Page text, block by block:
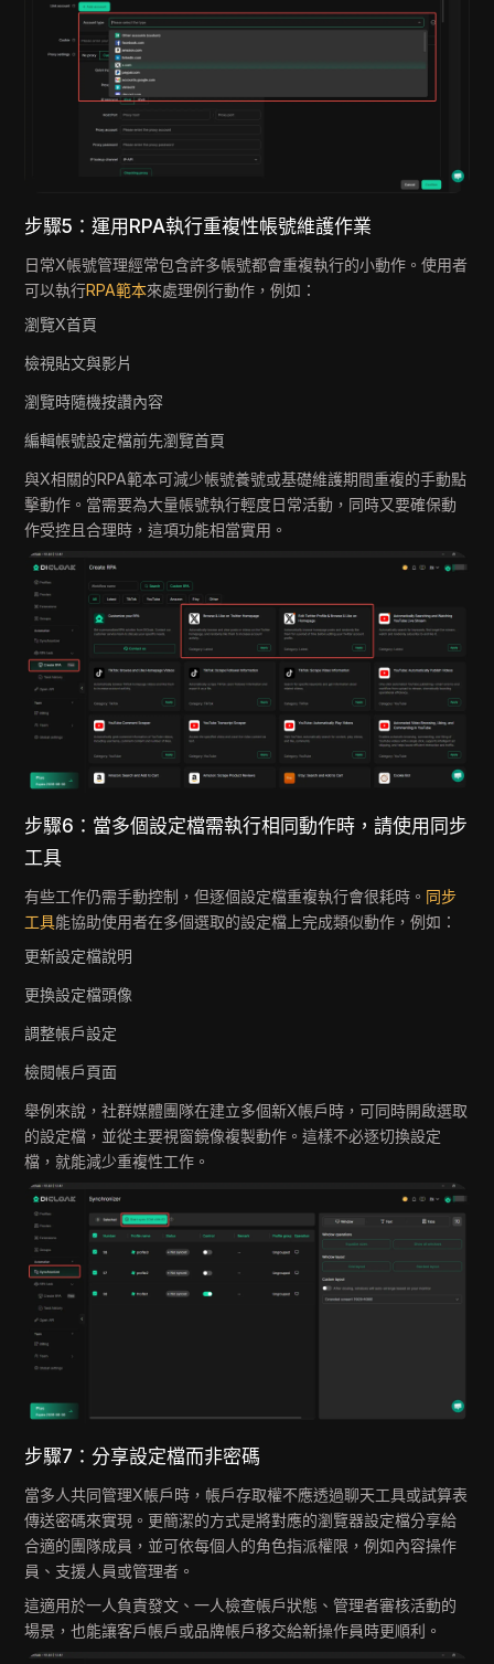
步驟5：運用RPA執行重複性帳號維護作業
日常X帳號管理經常包含許多帳號都會重複執行的小動作。使用者
可以執行RPA範本來處理例行動作，例如：
瀏覽X首頁
檢視貼文與影片
瀏覽時隨機按讚內容
編輯帳號設定檔前先瀏覽首頁
與X相關的RPA範本可減少帳號養號或基礎維護期間重複的手動點
擊動作。當需要為大量帳號執行輕度日常活動，同時又要確保動
作受控且合理時，這項功能相當實用。
步驟6：當多個設定檔需執行相同動作時，請使用同步
工具
有些工作仍需手動控制，但逐個設定檔重複執行會很耗時。 同步
工具能協助使用者在多個選取的設定檔上完成類似動作，例如：
更新設定檔說明
更換設定檔頭像
調整帳戶設定
檢閱帳戶頁面
舉例來說，社群媒體團隊在建立多個新X帳戶時，可同時開啟選取
的設定檔，並從主要視窗鏡像複製動作。這樣不必逐切換設定
檔，就能減少重複性工作。
步驟7：分享設定檔而非密碼
當多人共同管理X帳戶時，帳戶存取權不應透過聊天工具或試算表
傳送密碼來實現。更簡潔的方式是將對應的瀏覽器設定檔分享給
合適的團隊成員，並可依每個人的角色指派權限，例如內容操作
員、支援人員或管理者。
這適用於一人負責發文、一人檢查帳戶狀態、管理者審核活動的
場景，也能讓客戶帳戶或品牌帳戶移交給新操作員時更順利。